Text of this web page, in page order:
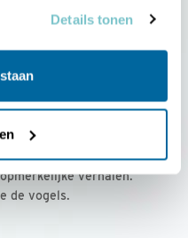
Details tonen
€ 36,00 per jaar
leden, met
verhalen.
de vogels.